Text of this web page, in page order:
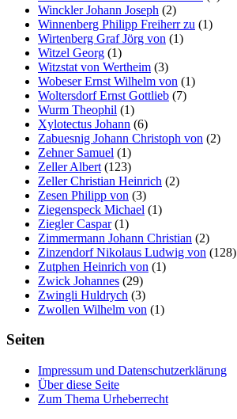
Winckler Johann Joseph (2)
Winnenberg Philipp Freiherr zu (1)
Wirtenberg Graf Jörg von (1)
Witzel Georg (1)
Witzstat von Wertheim (3)
Wobeser Ernst Wilhelm von (1)
Woltersdorf Ernst Gottlieb (7)
Wurm Theophil (1)
Xylotectus Johann (6)
Zabuesnig Johann Christoph von (2)
Zehner Samuel (1)
Zeller Albert (123)
Zeller Christian Heinrich (2)
Zesen Philipp von (3)
Ziegenspeck Michael (1)
Ziegler Caspar(1)
Zimmermann Johann Christian (2)
Zinzendorf Nikolaus Ludwig von (128)
Zutphen Heinrich von (1)
Zwick Johannes (29)
Zwingli Huldrych (3)
Zwollen Wilhelm von (1)
Seiten
Impressum und Datenschutzerklärung
Über diese Seite
Zum Thema Urheberrecht